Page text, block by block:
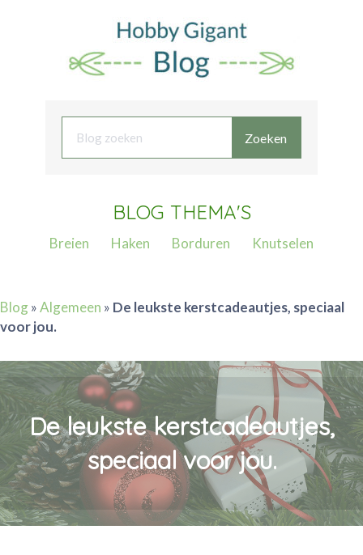
Zoeken
BLOG THEMA'S
Breien Haken Borduren Knutselen
Blog»Algemeen » De leukste kerstcadeautjes, speciaal
voor jou.
De leukste kerstcadeautjes,
speciaal voor jou.